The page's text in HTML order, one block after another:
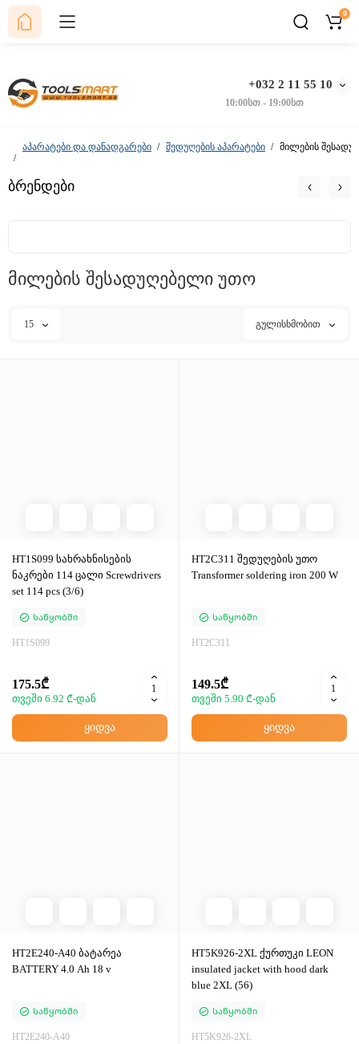
+032 2 11 55 10
10:00სთ - 19:00სთ
0
აპარატები და დანადგარები შედუღების აპარატები მილების
ბრენდები
მილების შესადუღებელი უთო
15 გულისხმობით
HT1S099 სახრახნისების
ნაკრები 114 ცალი Screwdrivers
set 114 pcs (3/6)
Საწყობში
HT1S099
175.5₾
თვეში 6.92 ₾-დან
ყიდვა
HT2C311 შედუღების უთო
Transformer soldering iron 200 W
Საწყობში
HT2C311
149.5₾
თვეში 5.90 ₾-დან
ყიდვა
HT2E240-A40 ბატარეა
BATTERY 4.0 Ah 18 v
Საწყობში
HT2E240-A40
HT5K926-2XL ქურთუკი LEON
insulated jacket with hood dark
blue 2XL (56)
Საწყობში
HT5K926-2XL